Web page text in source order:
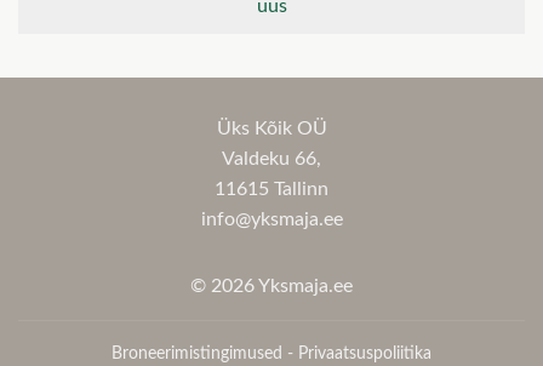
uus
Üks Kõik OÜ
Valdeku 66,
11615 Tallinn
info@yksmaja.ee
© 2026 Yksmaja.ee
Broneerimistingimused - Privaatsuspoliitika